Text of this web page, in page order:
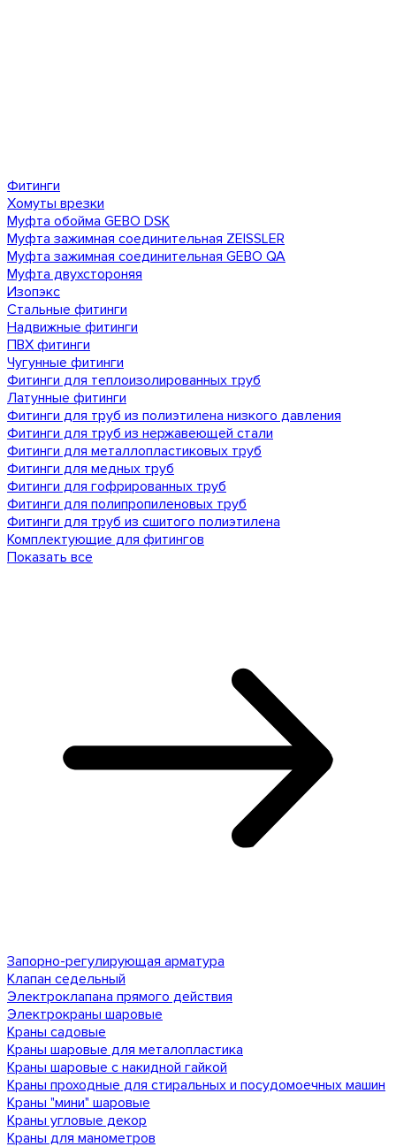
Фитинги
Хомуты врезки
Муфта обойма GEBO DSK
Муфта зажимная соединительная ZEISSLER
Муфта зажимная соединительная GEBO QA
Муфта двухстороняя
Изопэкс
Стальные фитинги
Надвижные фитинги
ПВХ фитинги
Чугунные фитинги
Фитинги для теплоизолированных труб
Латунные фитинги
Фитинги для труб из полиэтилена низкого давления
Фитинги для труб из нержавеющей стали
Фитинги для металлопластиковых труб
Фитинги для медных труб
Фитинги для гофрированных труб
Фитинги для полипропиленовых труб
Фитинги для труб из сшитого полиэтилена
Комплектующие для фитингов
Показать все
Запорно-регулирующая арматура
Клапан седельный
Электроклапана прямого действия
Электрокраны шаровые
Краны садовые
Краны шаровые для металопластика
Краны шаровые с накидной гайкой
Краны проходные для стиральных и посудомоечных машин
Краны "мини" шаровые
Краны угловые декор
Краны для манометров